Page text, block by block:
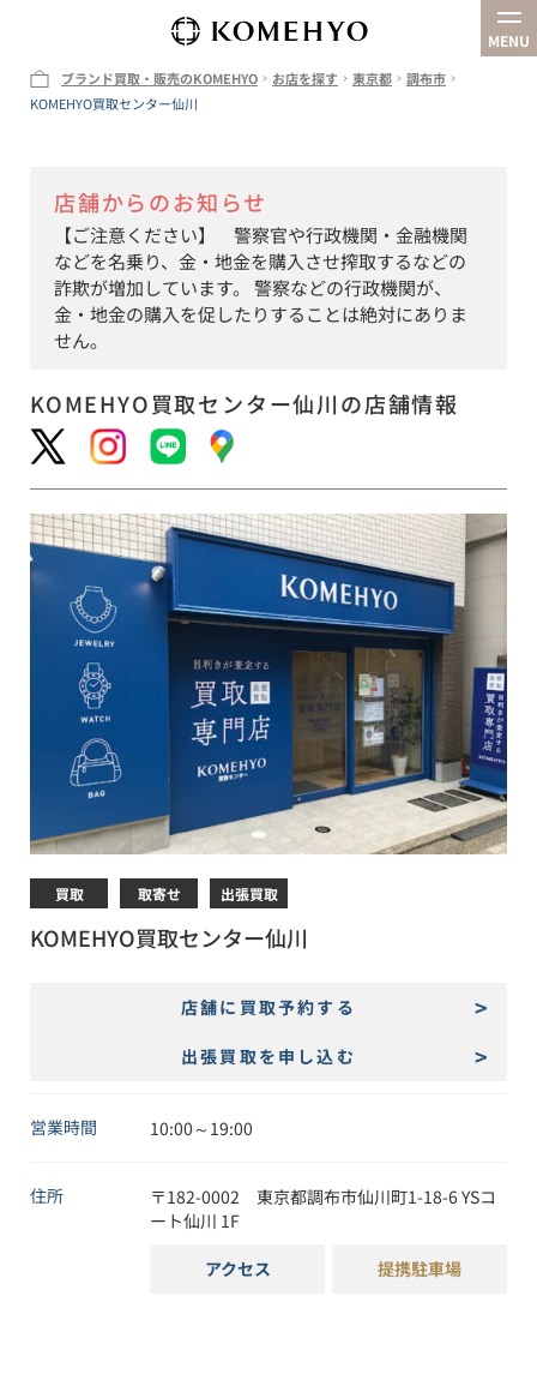
MENU
買取 オンラインストア
ブランド買取・販売のKOMEHYO お店を探す 東京都
調布市
KOMEHYO買取センター仙川
店舗からのお知らせ
【ご注意ください】 警察官や行政機関・金融機関
などを名乗り、金・地金を購入させ搾取するなどの
詐欺が増加しています。 警察などの行政機関が、
金・地金の購入を促したりすることは絶対にありま
せん。
KOMEHYO買取センター仙川の店舗情報
買取 取寄せ 出張買取
KOMEHYO買取センター仙川
店舗に買取予約する
出張買取を申し込む
営業時間 10:00～19:00
住所 〒182-0002 東京都調布市仙川町1-18-6YSコ
ート仙川 1F
アクセス
提携駐車場